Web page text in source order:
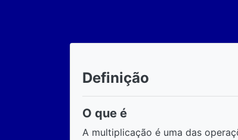
Definição
O que é
A multiplicação é uma das